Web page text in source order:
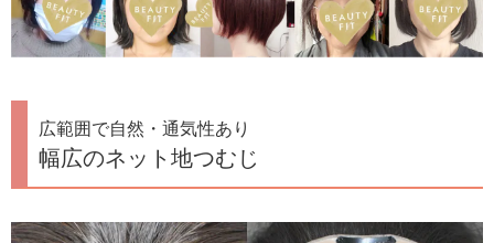
広範囲で自然・通気性あり
幅広のネット地つむじ